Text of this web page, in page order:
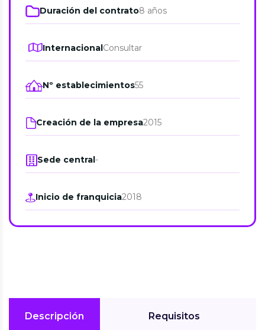
Duración del contrato8 años
InternacionalConsultar
Nº establecimientos55
Creación de la empresa2015
Sede central-
Inicio de franquicia2018
Descripción Requisitos